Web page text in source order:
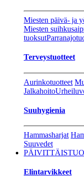
Miesten päivä- ja
Miesten
tuoksut
Terveystuotteet
Aurinkotuotteet
Jalkahoito
Suuhygienia
Hammasharjat
Suuvedet
Elintarvikkeet